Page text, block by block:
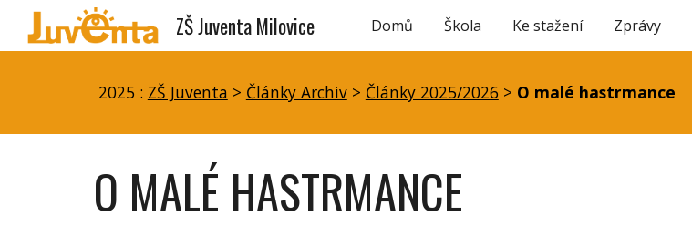
Skip to main content
ZŠ Juventa Milovice Domů Škola Ke stažení Zprávy
2025 : ZŠ Juventa > Články Archiv > Články 2025/2026 > O malé hastrmance
O MALÉ HASTRMANCE